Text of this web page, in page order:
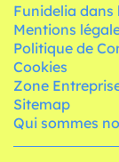
Funidelia dans
Mentions
Politique de
Cookies
Zone
Sitemap
Qui sommes